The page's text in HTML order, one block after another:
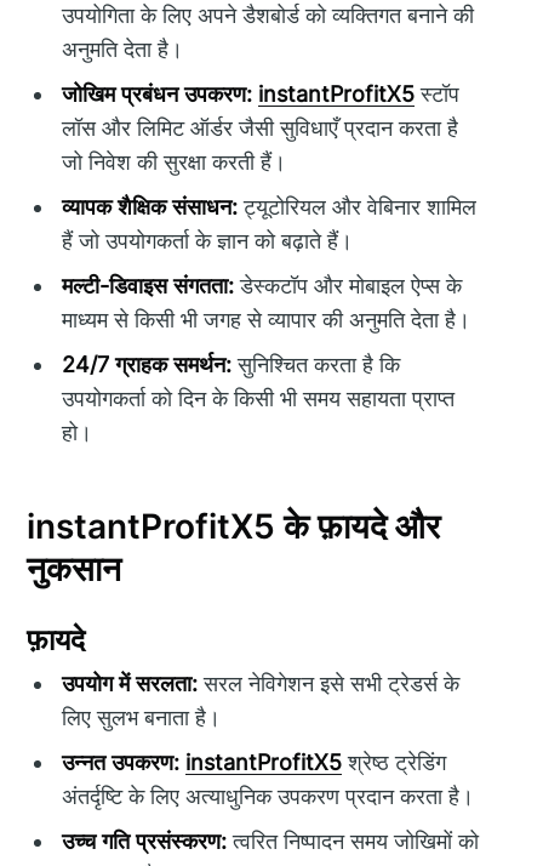
उपयोगिता के लिए अपने डैशबोर्ड को व्यक्तिगत बनाने की
अनुमति देता है।
जोखिम प्रबंधन उपकरण: instantProfitX5स्टॉप
लॉस और लिमिट ऑर्डर जैसी सुविधाएँ प्रदान करता है
जो निवेश की सुरक्षा करती हैं।
व्यापक शैक्षिक संसाधन:ट्यूटोरियल और वेबिनार शामिल
हैं जो उपयोगकर्ता के ज्ञान को बढ़ाते हैं।
मल्टी-डिवाइस संगतता:डेस्कटॉप और मोबाइल ऐप्स के
माध्यम से किसी भी जगह से व्यापार की अनुमति देता है।
24/7 ग्राहक समर्थन:सुनिश्चित करता है कि
उपयोगकर्ता को दिन के किसी भी समय सहायता प्राप्त
हो।
instantProfitX5 के फ़ायदे और
नुकसान
फ़ायदे
उपयोग में सरलता:सरल नेविगेशन इसे सभी ट्रेडर्स के
लिए सुलभ बनाता है।
उन्नत उपकरण: instantProfitX5श्रेष्ठ ट्रेडिंग
अंतर्दृष्टि के लिए अत्याधुनिक उपकरण प्रदान करता है।
उच्च गति प्रसंस्करण:त्वरित निष्पादन समय जोखिमों को